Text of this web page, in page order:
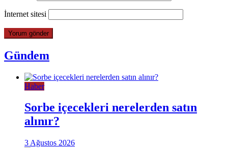
İnternet sitesi
Gündem
Haber
Sorbe içecekleri nerelerden satın
alınır?
3 Ağustos 2026